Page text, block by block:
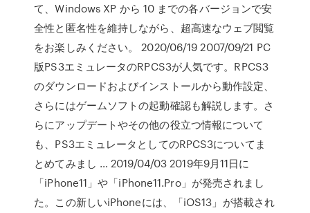
て、Windows XP から 10 までの各バージョンで安
全性と匿名性を維持しながら、超高速なウェブ閲覧
をお楽しみください。 2020/06/19 2007/09/21 PC
版PS3エミュレータのRPCS3が人気です。RPCS3
のダウンロードおよびインストールから動作設定、
さらにはゲームソフトの起動確認も解説します。さ
らにアップデートやその他の役立つ情報について
も、PS3エミュレータとしてのRPCS3についてま
とめてみまし … 2019/04/03 2019年9月11日に
「iPhone11」や「iPhone11.Pro」が発売されまし
た。この新しいiPhoneには、「iOS13」が搭載され